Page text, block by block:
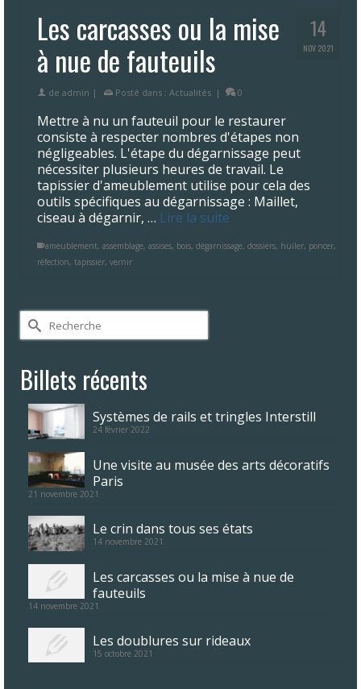
14
NOV 2021
Les carcasses ou la mise
à nue de fauteuils
de admin | Posté dans : Actualités | 0
Mettre à nu un fauteuil pour le restaurer
consiste à respecter nombres d'étapes non
négligeables. L'étape du dégarnissage peut
nécessiter plusieurs heures de travail. Le
tapissier d'ameublement utilise pour cela des
outils spécifiques au dégarnissage : Maillet,
ciseau à dégarnir, … Lire la suite
ameublement, assemblage, assises, bois, dégarnissage, dossiers, huiler, poncer,
réfection, tapissier, vernir
Rechercher :
Billets récents
Systèmes de rails et tringles Interstill
24 février 2022
Une visite au musée des arts décoratifs
Paris
21 novembre 2021
Le crin dans tous ses états
14 novembre 2021
Les carcasses ou la mise à nue de
fauteuils
14 novembre 2021
Les doublures sur rideaux
15 octobre 2021